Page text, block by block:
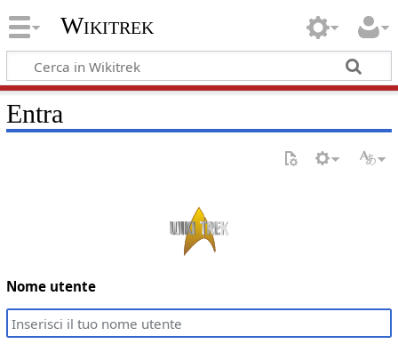
Wikitrek
Entra
Nome utente